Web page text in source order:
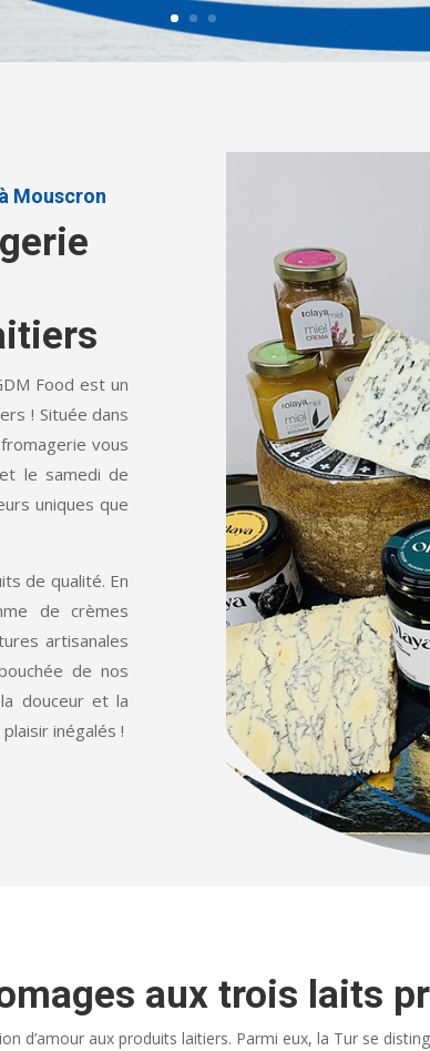
Mouscron
Food est un
! Située dans
vous
le samedi de
uniques que
de qualité. En
de crèmes
artisanales
de nos
douceur et la
inégalés !
aux trois laits
d’amour aux produits laitiers. Parmi eux, la Tur se